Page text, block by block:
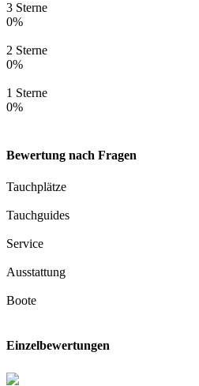
3 Sterne
0%
2 Sterne
0%
1 Sterne
0%
Bewertung nach Fragen
Tauchplätze
Tauchguides
Service
Ausstattung
Boote
Einzelbewertungen